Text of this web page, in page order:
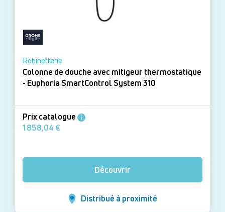
Robinetterie
Colonne de douche avec mitigeur thermostatique
- Euphoria SmartControl System 310
Prix catalogue i
1 858,04 €
Découvrir
Distribué à proximité